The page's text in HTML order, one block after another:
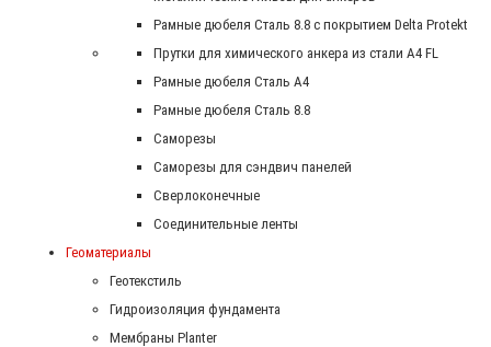
Рамные дюбеля Сталь 8.8 с покрытием Delta Protekt
Прутки для химического анкера из стали А4 FL
Рамные дюбеля Сталь A4
Рамные дюбеля Сталь 8.8
Саморезы
Саморезы для сэндвич панелей
Сверлоконечные
Соединительные ленты
Геоматериалы
Геотекстиль
Гидроизоляция фундамента
Мембраны Planter